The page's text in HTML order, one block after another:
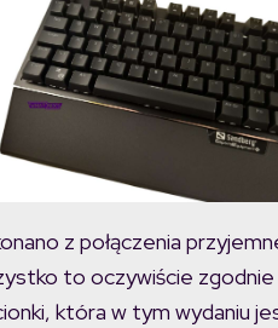
z połączenia
to oczywiście
która w tym wydaniu